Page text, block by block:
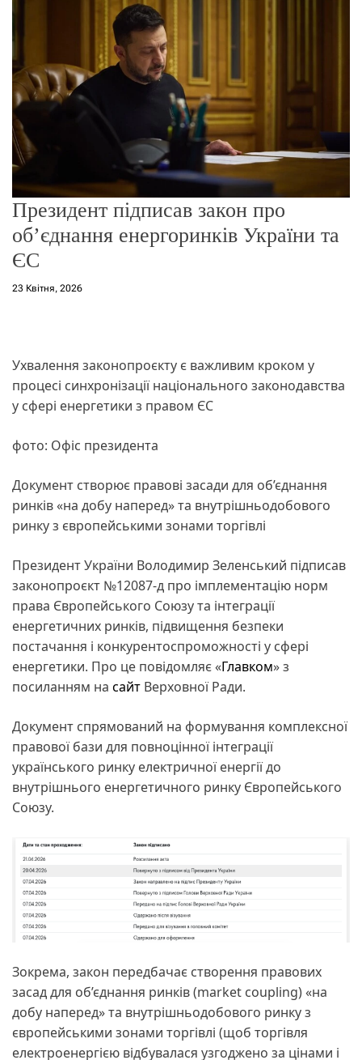
у
Президент підписав закон про
об’єднання енергоринків України та
ЄС
23 Квітня, 2026
Ухвалення законопроєкту є важливим кроком у
процесі синхронізації національного законодавства
у сфері енергетики з правом ЄС
фото: Офіс президента
Документ створює правові засади для об’єднання
ринків «на добу наперед» та внутрішньодобового
ринку з європейськими зонами торгівлі
Президент України Володимир Зеленський підписав
законопроєкт №12087-д про імплементацію норм
права Європейського Союзу та інтеграції
енергетичних ринків, підвищення безпеки
постачання і конкурентоспроможності у сфері
енергетики. Про це повідомляє «Главком» з
посиланням на сайт Верховної Ради.
Документ спрямований на формування комплексної
правової бази для повноцінної інтеграції
українського ринку електричної енергії до
внутрішнього енергетичного ринку Європейського
Союзу.
Зокрема, закон передбачає створення правових
засад для об’єднання ринків (market coupling) «на
добу наперед» та внутрішньодобового ринку з
європейськими зонами торгівлі (щоб торгівля
електроенергією відбувалася узгоджено за цінами і